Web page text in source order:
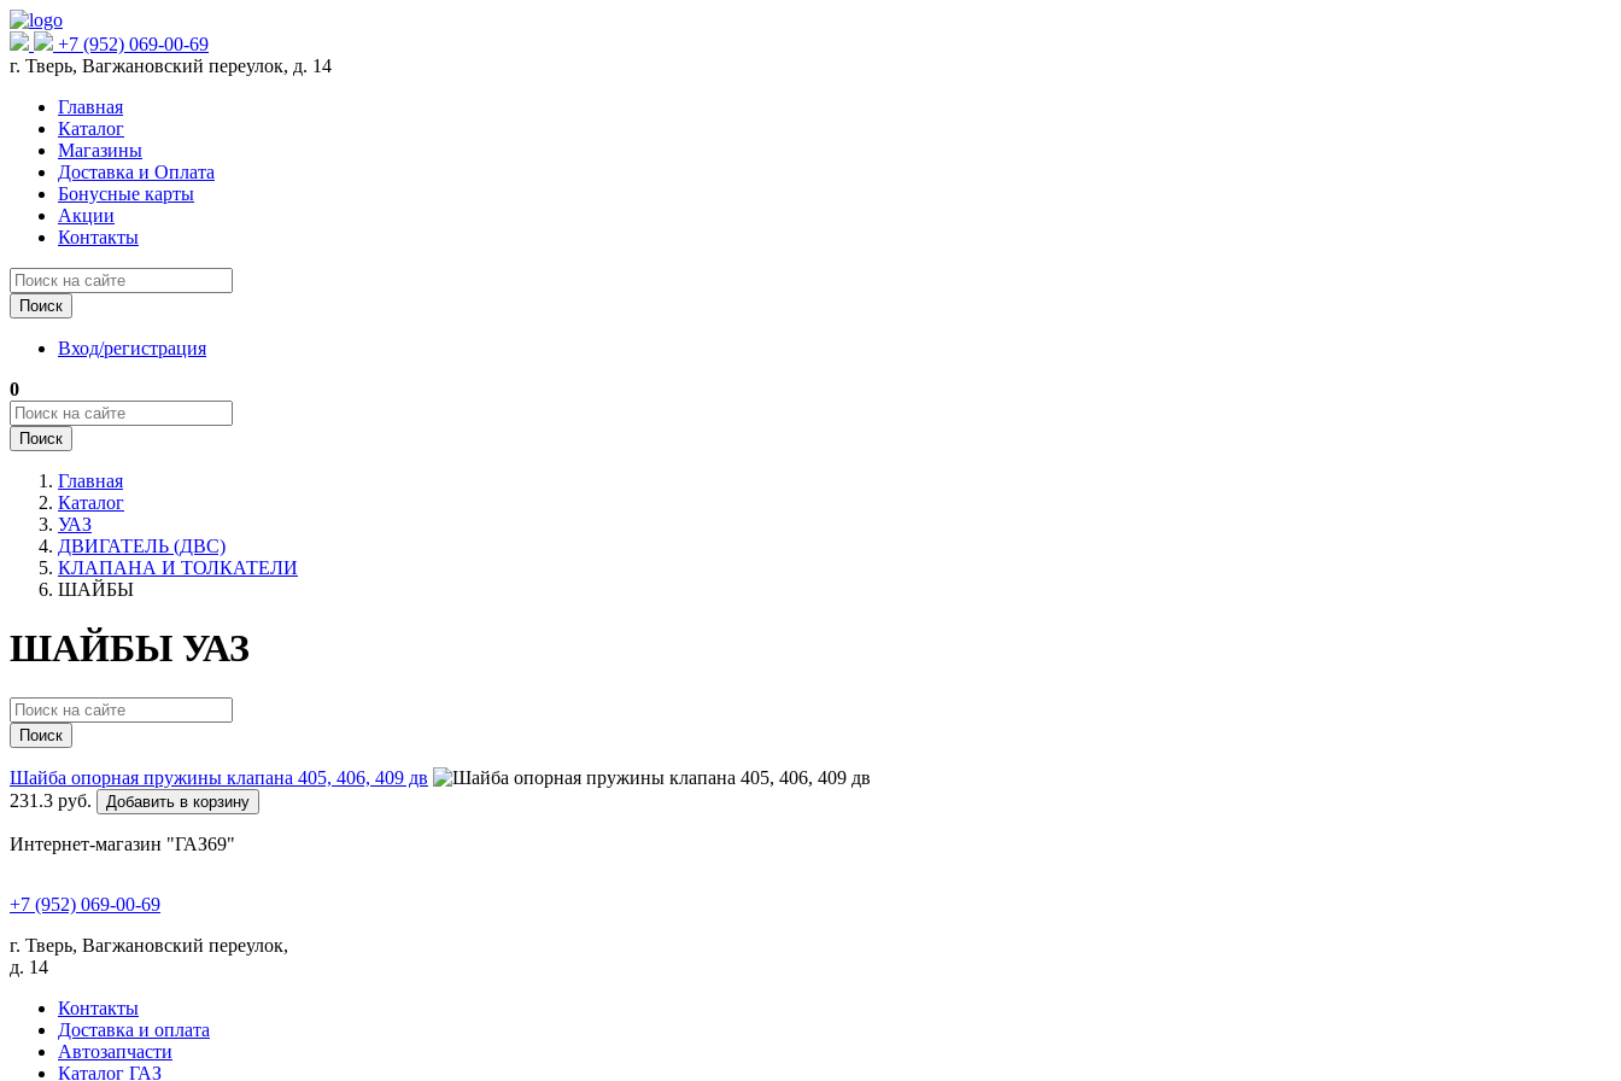
+7 (952) 069-00-69
г. Тверь, Вагжановский переулок, д. 14
Главная
Каталог
Магазины
Доставка и Оплата
Бонусные карты
Акции
Контакты
Поиск
Вход/регистрация
0
Поиск
Главная
Каталог
УАЗ
ДВИГАТЕЛЬ (ДВС)
КЛАПАНА И ТОЛКАТЕЛИ
ШАЙБЫ
ШАЙБЫ УАЗ
Поиск
Шайба опорная пружины клапана 405, 406, 409 дв
231.3 руб.
Добавить в корзину
Интернет-магазин "ГАЗ69"
+7 (952) 069-00-69
г. Тверь, Вагжановский переулок,
д. 14
Контакты
Доставка и оплата
Автозапчасти
Каталог ГАЗ